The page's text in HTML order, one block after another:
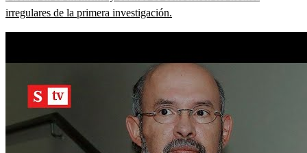
irregulares de la primera investigación.